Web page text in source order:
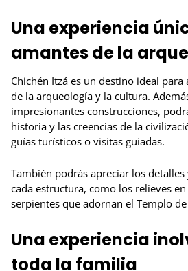
Una experiencia
amantes de la
Chichén Itzá es un destino ideal
de la arqueología y la cultura.
impresionantes construcciones,
historia y las creencias de la
guías turísticos o visitas guiadas.
También podrás apreciar los
cada estructura, como los relieves
serpientes que adornan el Templo
Una experiencia
toda la familia